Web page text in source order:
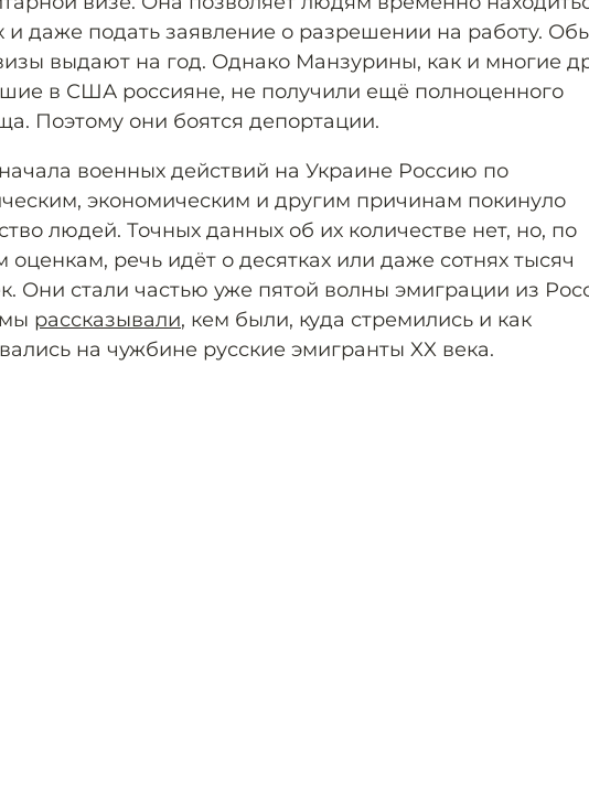
и даже подать заявление о разрешении на работу.
выдают на год. Однако Манзурины, как и многие
в США россияне, не получили ещё полноценного
Поэтому они боятся депортации.
военных действий на Украине Россию по
экономическим и другим причинам покинуло
людей. Точных данных об их количестве нет, но, по
оценкам, речь идёт о десятках или даже сотнях тысяч
Они стали частью уже пятой волны эмиграции из
рассказывали, кем были, куда стремились и как
на чужбине русские эмигранты XX века.